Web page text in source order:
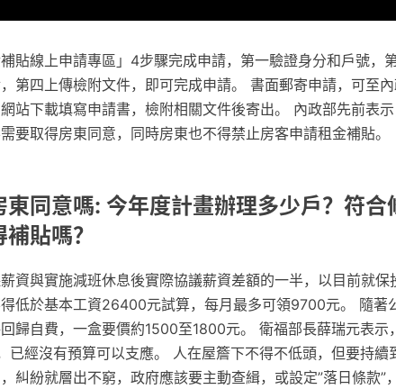
貼線上申請專區」4步驟完成申請，第一驗證身分和戶號，
第四上傳檢附文件，即可完成申請。 書面郵寄申請，可至
網站下載填寫申請書，檢附相關文件後寄出。 內政部先前表
要取得房東同意，同時房東也不得禁止房客申請租金補貼。
同意嗎: 今年度計畫辦理多少戶？符合
貼嗎？
資與實施減班休息後實際協議薪資差額的一半，以目前就
低於基本工資26400元試算，每月最多可領9700元。 隨著
歸自費，一盒要價約1500至1800元。 衛福部長薛瑞元表示
已經沒有預算可以支應。 人在屋簷下不得不低頭，但要持續
糾紛就層出不窮，政府應該要主動查緝，或設定”落日條款”